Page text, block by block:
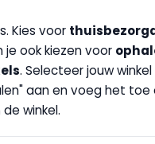
Kies voor
ook kiezen voor op
. Selecteer jouw
aan en voeg het toe
winkel.